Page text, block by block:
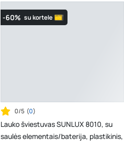
-60% su kortele
0/5 (0)
Lauko šviestuvas SUNLUX 8010, su
saulės elementais/baterija, plastikinis,